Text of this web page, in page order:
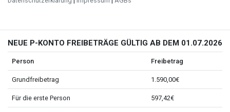
NEUE P-KONTO FREIBETRÄGE GÜLTIG AB DEM 01.07.2026
Person Freibetrag
Grundfreibetrag 1.590,00€
Für die erste Person 597,42€